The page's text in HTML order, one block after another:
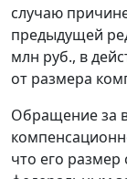
случаю
предыдущей
млн руб., в
от размера
Обращение за
что его